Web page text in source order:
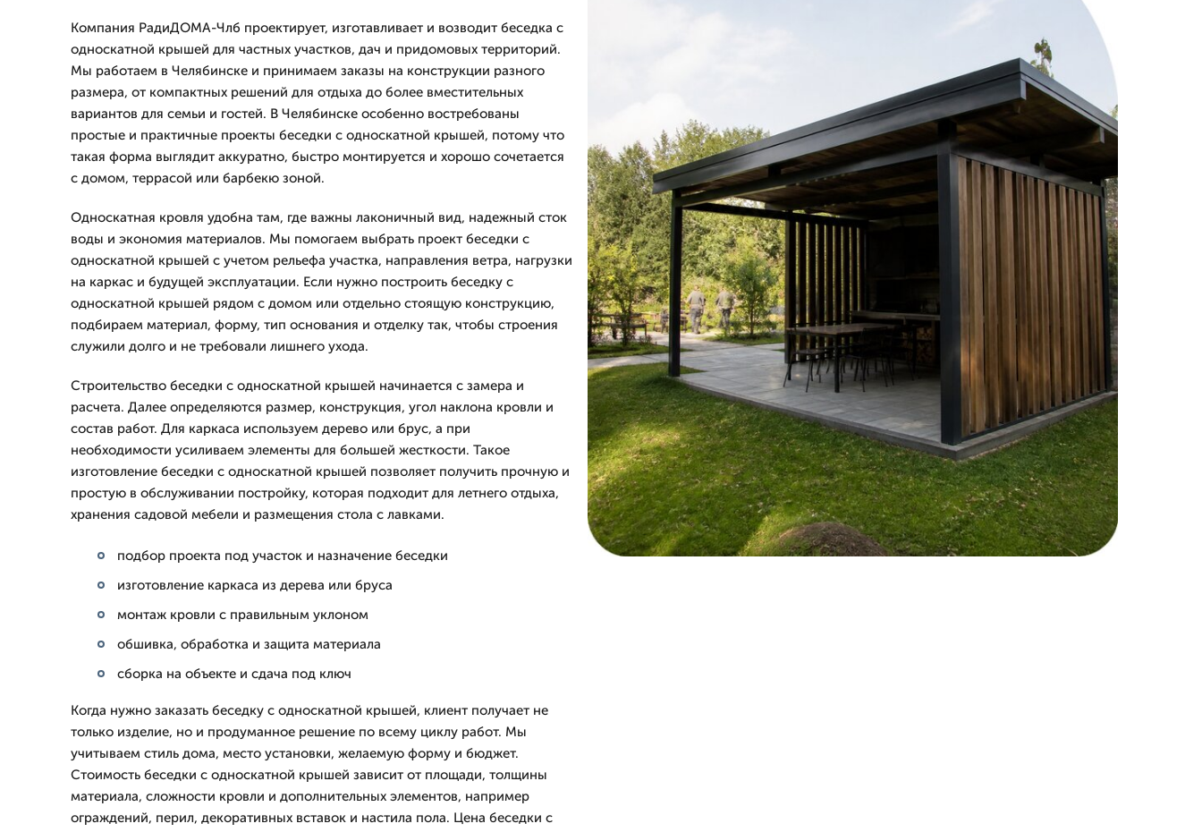
Компания РадиДОМА-Члб проектирует, изготавливает и возводит беседка с
односкатной крышей для частных участков, дач и придомовых территорий.
Мы работаем в Челябинске и принимаем заказы на конструкции разного
размера, от компактных решений для отдыха до более вместительных
вариантов для семьи и гостей. В Челябинске особенно востребованы
простые и практичные проекты беседки с односкатной крышей, потому что
такая форма выглядит аккуратно, быстро монтируется и хорошо сочетается
с домом, террасой или барбекю зоной.
Односкатная кровля удобна там, где важны лаконичный вид, надежный сток
воды и экономия материалов. Мы помогаем выбрать проект беседки с
односкатной крышей с учетом рельефа участка, направления ветра, нагрузки
на каркас и будущей эксплуатации. Если нужно построить беседку с
односкатной крышей рядом с домом или отдельно стоящую конструкцию,
подбираем материал, форму, тип основания и отделку так, чтобы строения
служили долго и не требовали лишнего ухода.
Строительство беседки с односкатной крышей начинается с замера и
расчета. Далее определяются размер, конструкция, угол наклона кровли и
состав работ. Для каркаса используем дерево или брус, а при
необходимости усиливаем элементы для большей жесткости. Такое
изготовление беседки с односкатной крышей позволяет получить прочную и
простую в обслуживании постройку, которая подходит для летнего отдыха,
хранения садовой мебели и размещения стола с лавками.
подбор проекта под участок и назначение беседки
изготовление каркаса из дерева или бруса
монтаж кровли с правильным уклоном
обшивка, обработка и защита материала
сборка на объекте и сдача под ключ
Когда нужно заказать беседку с односкатной крышей, клиент получает не
только изделие, но и продуманное решение по всему циклу работ. Мы
учитываем стиль дома, место установки, желаемую форму и бюджет.
Стоимость беседки с односкатной крышей зависит от площади, толщины
материала, сложности кровли и дополнительных элементов, например
ограждений, перил, декоративных вставок и настила пола. Цена беседки с